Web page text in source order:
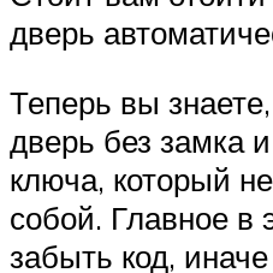
дверь
Теперь вы
дверь без замка
ключа, который
собой. Главное в
забыть код,